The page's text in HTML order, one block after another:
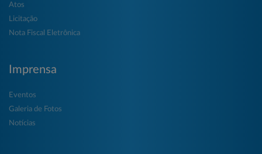
Atos
Licitação
Nota Fiscal Eletrônica
Imprensa
Eventos
Galeria de Fotos
Notícias